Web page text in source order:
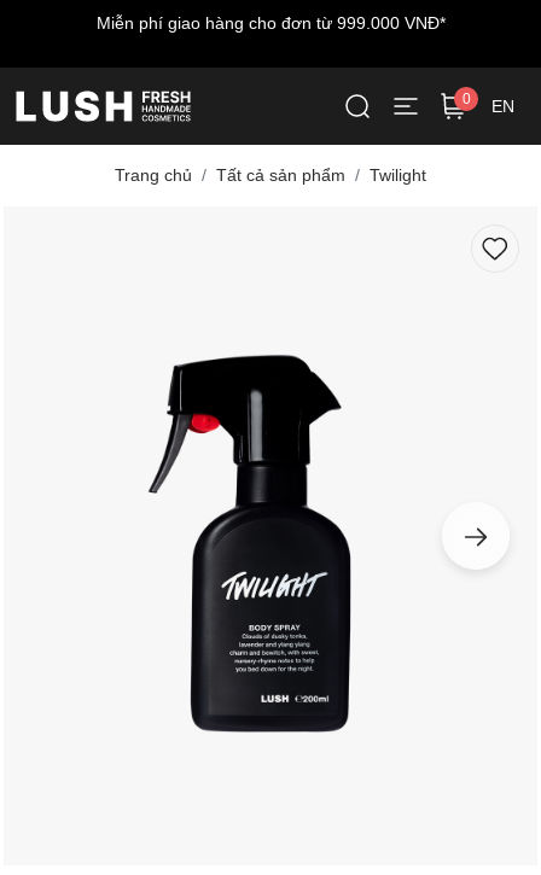
Miễn phí giao hàng cho đơn từ 999.000 VNĐ*
0 EN
Trang chủ Tất cả sản phẩm Twilight